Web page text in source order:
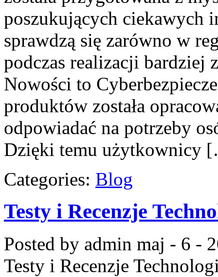
poszukujących ciekawych
sprawdzą się zarówno w
podczas realizacji bardziej
Nowości to
produktów została
odpowiadać na potrzeby
Dzięki temu użytkownicy
Categories: Blog
Testy i Recenzje
Posted by admin maj - 6 -
Testy i Recenzje